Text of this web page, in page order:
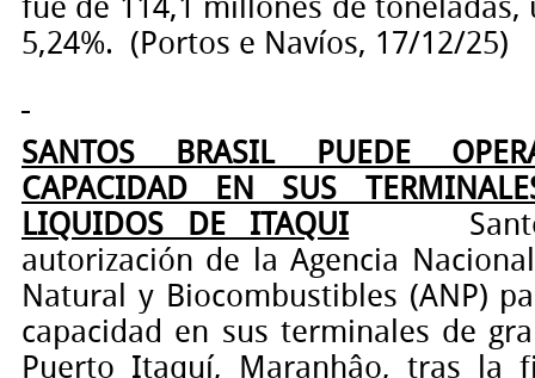
fue de 114,1 millones de
5,24%. (Portos e Navíos, 17/12/25)
SANTOS BRASIL PUEDE
CAPACIDAD EN SUS
LIQUIDOS DE ITAQUI
autorización de la Agencia
Natural y Biocombustibles (ANP)
capacidad en sus terminales de
Puerto Itaquí, Maranhâo, tras la